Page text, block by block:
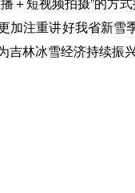
加注重讲好我省新
吉林冰雪经济持续振